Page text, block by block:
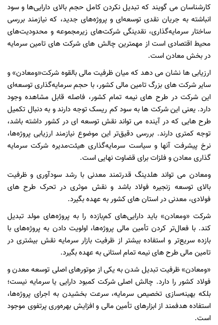
کارشناسان می گویند که تبدیل نکردن کامل حجم بالای دارایی‌ها و سود
انباشته به جریان نقدی توسعه‌ای و پروژه‌های جدید، که نیازمند بررسی
ساختار سرمایه‌گذاری، نقدینگی شرکت‌های زیرمجموعه و محدودیت‌های
محیط اقتصادی است از مهمترین چالش های شرکت های تامین سرمایه
در بخش معادن است.
ارزیابی ها نشان می دهد که میان ظرفیت مالی بالقوه شرکت«ومعادن» و
سایر شرکت های بزرگ تامین مالی کشور، با حجم سرمایه‌گذاری توسعه‌ای
این شرکت در طرح های نیمه تمام کشور، فاصله قابل مشاهده وجود
دارد. یعنی این شرکت ها به سود کم ریسک توجه دارند و به دنبال تکمیل
طرح هایی که در آینده می تواند نقش توسعه ای در کشور داشته باشد،
توجه کمتری دارند. بررسی دقیق‌تر این موضوع نیازمند ارزیابی پروژه‌ها،
نرخ پیشرفت آنها و سیاست سرمایه‌گذاری هیئت‌مدیره شرکت سرمایه
گذاری معادن و فلزات برای قضاوت نهایی است.
ومعادن می تواند هلدینگ قدرتمند معدنی با رشد سودآوری و ظرفیت
بالای توسعه زنجیره فولاد باشد و نقش موثری در تحرک طرح های
فولادی، معدنی در استان های کشور به عهده بگیرد.
شرکت «ومعادن» باید دارایی‌های کم‌بازده را به پروژه‌های مولد تبدیل
کند. با فعال‌تر کردن تأمین مالی پروژه‌ها، اولویت دادن به پروژه‌های با
بازده سریع‌تر و استفاده بیشتر از ظرفیت بازار سرمایه نقش بیشتری در
تامین مالی طرح های نیمه تمام استانی به عهده بگیرد.
«ومعادن» ظرفیت تبدیل شدن به یکی از موتورهای اصلی توسعه معدن و
فولاد کشور را دارد. چالش اصلی شرکت کمبود دارایی یا سرمایه نیست؛
بلکه بهینه‌سازی تخصیص سرمایه، سرعت بخشیدن به اجرای پروژه‌ها،
استفاده هدفمند از ابزارهای تأمین مالی و افزایش بهره‌وری پرتفوی موجود
است.